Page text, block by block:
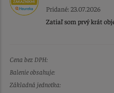
Pridané: 23.07.2026
Zatiaľ som prvý krát
Cena bez DPH:
Balenie obsahuje:
Základná jednotka: